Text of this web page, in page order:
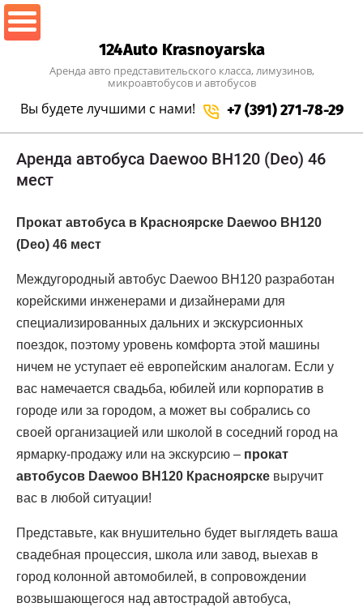
124Auto Krasnoyarska
Аренда авто представительского класса, лимузинов,
микроавтобусов и автобусов
Вы будете лучшими с нами! +7 (391) 271-78-29
Аренда автобуса Daewoo BH120 (Deo) 46
мест
Прокат автобуса в Красноярске Daewoo BH120
(Deo) 46 мест
Междугородный автобус Daewoo BH120 разработан
корейскими инженерами и дизайнерами для
специализированных дальних и экскурсионных
поездок, поэтому уровень комфорта этой машины
ничем не уступает её европейским аналогам. Если у
вас намечается свадьба, юбилей или корпоратив в
городе или за городом, а может вы собрались со
своей организацией или школой в соседний город на
ярмарку-продажу или на экскурсию – прокат
автобусов Daewoo BH120 Красноярске выручит
вас в любой ситуации!
Представьте, как внушительно будет выглядеть ваша
свадебная процессия, школа или завод, выехав в
город колонной автомобилей, в сопровождении
возвышающегося над автострадой автобуса,